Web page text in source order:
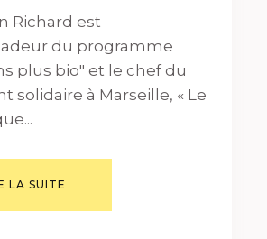
Richard est
du programme
plus bio" et le chef du
solidaire à Marseille, « Le
LA SUITE